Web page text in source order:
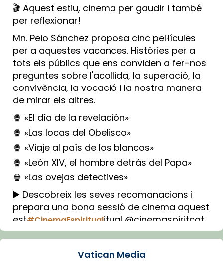
🎬 Aquest estiu, cinema per gaudir i també
per reflexionar!
Mn. Peio Sánchez proposa cinc pel·lícules
per a aquestes vacances. Històries per a
tots els públics que ens conviden a fer-nos
preguntes sobre l'acollida, la superació, la
convivència, la vocació i la nostra manera
de mirar els altres.
🍿 «El día de la revelación»
🍿 «Las locas del Obelisco»
🍿 «Viaje al país de los blancos»
🍿 «León XIV, el hombre detrás del Papa»
🍿 «Las ovejas detectives»
▶️ Descobreix les seves recomanacions i
prepara una bona sessió de cinema aquest
est#CinemaEspiritualitual @cinemaspiritcat
Imatge: Generada amb IA (OpenAI)
Vatican Media